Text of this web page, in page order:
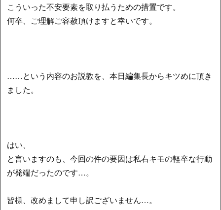
こういった不安要素を取り払うための措置です。
何卒、ご理解ご容赦頂けますと幸いです。
……という内容のお説教を、本日編集長からキツめに頂き
ました。
はい、
と言いますのも、今回の件の要因は私右キモの軽卒な行動
が発端だったのです…。
皆様、改めまして申し訳ございません…。